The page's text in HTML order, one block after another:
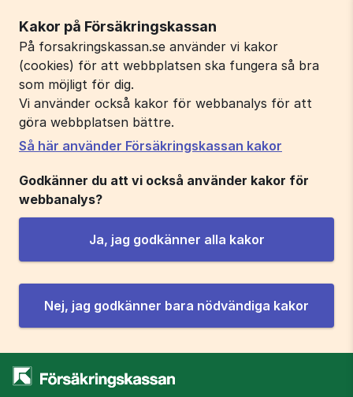
Kakor på Försäkringskassan
På forsakringskassan.se använder vi kakor
(cookies) för att webbplatsen ska fungera så bra
som möjligt för dig.
Vi använder också kakor för webbanalys för att
göra webbplatsen bättre.
Så här använder Försäkringskassan kakor
Godkänner du att vi också använder kakor för
webbanalys?
Ja, jag godkänner alla kakor
Nej, jag godkänner bara nödvändiga kakor